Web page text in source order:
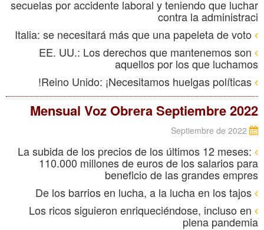
secuelas por accidente laboral y teniendo que luchar
contra la administraci
EE. UU.: Los derechos que mantenemos son
aquellos por los que luchamos
Mensual Voz Obrera Septiembre 2022
La subida de los precios de los últimos 12 meses:
110.000 millones de euros de los salarios para
beneficio de las grandes empres
Los ricos siguieron enriqueciéndose, incluso en
plena pandemia